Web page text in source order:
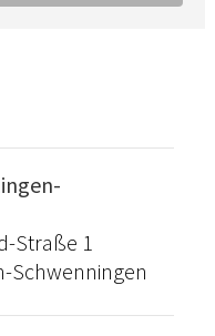
Straße 1
Schwenningen